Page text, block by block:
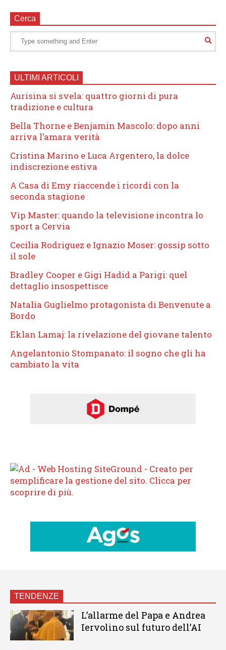
Cerca
ULTIMI ARTICOLI
Aurisina si svela: quattro giorni di pura
tradizione e cultura
Bella Thorne e Benjamin Mascolo: dopo anni
arriva l’amara verità
Cristina Marino e Luca Argentero, la dolce
indiscrezione estiva
A Casa di Emy riaccende i ricordi con la
seconda stagione
Vip Master: quando la televisione incontra lo
sport a Cervia
Cecilia Rodriguez e Ignazio Moser: gossip sotto
il sole
Bradley Cooper e Gigi Hadid a Parigi: quel
dettaglio insospettisce
Natalia Guglielmo protagonista di Benvenute a
Bordo
Eklan Lamaj: la rivelazione del giovane talento
Angelantonio Stompanato: il sogno che gli ha
cambiato la vita
TENDENZE
L’allarme del Papa e Andrea
Iervolino sul futuro dell’AI